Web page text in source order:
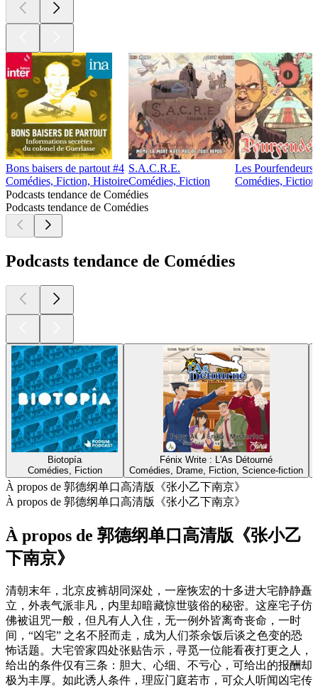
Bons baisers de partout #4
Comédies, Fiction, Histoire
S.A.C.R.E.
Comédies, Fiction
Les
Comédies, Fiction
Podcasts tendance de Comédies
Podcasts tendance de Comédies
Podcasts tendance de Comédies
Biotopía
Comédies, Fiction
Fénix Write : L'As Détourné
Comédies, Drame, Fiction, Science-fiction
À propos de 郭德纲单口高清版《张小乙下南京》
À propos de 郭德纲单口高清版《张小乙下南京》
À propos de 郭德纲单口高清版《张小乙
下南京》
清朝末年，北京皮裤胡同深处，一座恢宏的十多进大宅静静矗
立，外表气派非凡，内里却暗藏惊世骇俗的秘密。这座宅子仿
佛被诅咒一般，但凡有人入住，无一例外皆离奇丧命，一时
间，“凶宅” 之名不胫而走，成为人们茶余饭后谈之色变的恐
怖话题。大宅管家四处张贴告示，寻觅一位能看夜打更之人，
给出的条件仅有三条：胆大、心细、不亏心，可给出的报酬却
极为丰厚。如此诱人条件，理应门庭若市，可众人听闻凶宅传